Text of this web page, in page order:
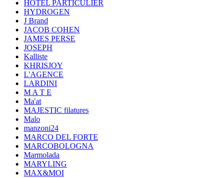
HOTEL PARTICULIER
HYDROGEN
J Brand
JACOB COHEN
JAMES PERSE
JOSEPH
Kalliste
KHRISJOY
L'AGENCE
LARDINI
M A T E
Ma'at
MAJESTIC filatures
Malo
manzoni24
MARCO DEL FORTE
MARCOBOLOGNA
Marmolada
MARYLING
MAX&MOI